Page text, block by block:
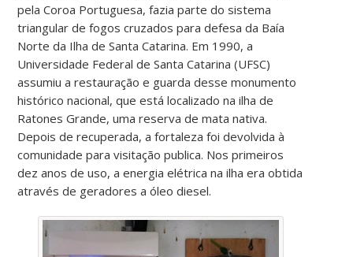
pela Coroa Portuguesa, fazia parte do sistema
triangular de fogos cruzados para defesa da Baía
Norte da Ilha de Santa Catarina. Em 1990, a
Universidade Federal de Santa Catarina (UFSC)
assumiu a restauração e guarda desse monumento
histórico nacional, que está localizado na ilha de
Ratones Grande, uma reserva de mata nativa.
Depois de recuperada, a fortaleza foi devolvida à
comunidade para visitação publica. Nos primeiros
dez anos de uso, a energia elétrica na ilha era obtida
através de geradores a óleo diesel.